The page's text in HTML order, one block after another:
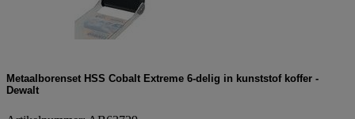
Metaalborenset HSS Cobalt Extreme 6-delig in kunststof koffer -
Dewalt